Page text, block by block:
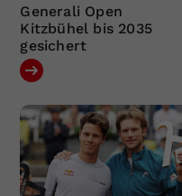
Generali Open
Kitzbühel bis 2035
gesichert